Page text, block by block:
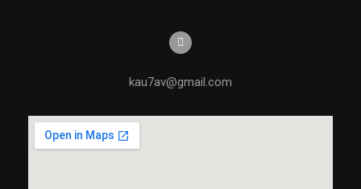
kau7av@gmail.com